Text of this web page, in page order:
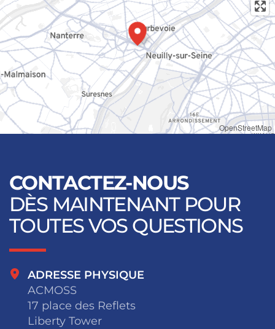
OpenStreetMap
CONTACTEZ-NOUS
DÈS MAINTENANT POUR
TOUTES VOS QUESTIONS
ADRESSE PHYSIQUE
ACMOSS
17 place des Reflets
Liberty Tower